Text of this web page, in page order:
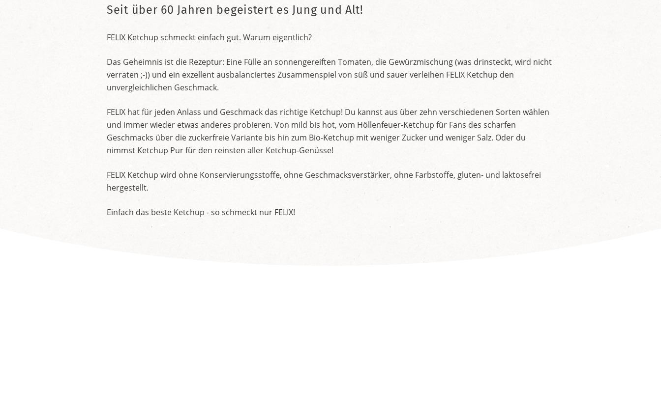
Seit über 60 Jahren begeistert es Jung und Alt!
FELIX Ketchup schmeckt einfach gut. Warum eigentlich?
Das Geheimnis ist die Rezeptur: Eine Fülle an sonnengereiften Tomaten, die Gewürzmischung (was drinsteckt, wird nicht
verraten ;-)) und ein exzellent ausbalanciertes Zusammenspiel von süß und sauer verleihen FELIX Ketchup den
unvergleichlichen Geschmack.
FELIX hat für jeden Anlass und Geschmack das richtige Ketchup! Du kannst aus über zehn verschiedenen Sorten wählen
und immer wieder etwas anderes probieren. Von mild bis hot, vom Höllenfeuer-Ketchup für Fans des scharfen
Geschmacks über die zuckerfreie Variante bis hin zum Bio-Ketchup mit weniger Zucker und weniger Salz. Oder du
nimmst Ketchup Pur für den reinsten aller Ketchup-Genüsse!
FELIX Ketchup wird ohne Konservierungsstoffe, ohne Geschmacksverstärker, ohne Farbstoffe, gluten- und laktosefrei
hergestellt.
Einfach das beste Ketchup - so schmeckt nur FELIX!